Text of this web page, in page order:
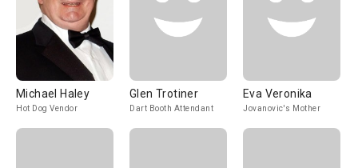
Michael Haley
Hot Dog Vendor
Glen Trotiner
Dart Booth Attendant
Eva Veronika
Jovanovic's Mother